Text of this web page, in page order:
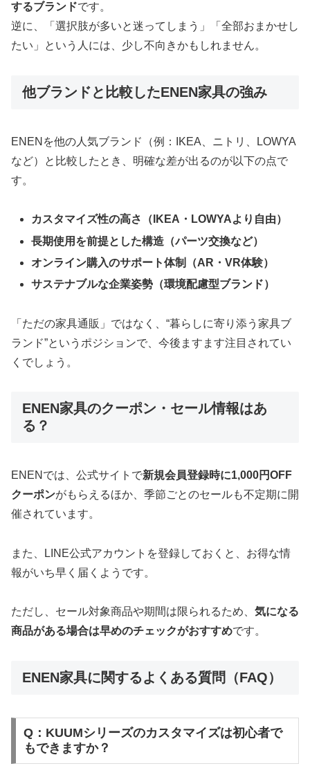
するブランドです。
逆に、「選択肢が多いと迷ってしまう」「全部おまかせし
たい」という人には、少し不向きかもしれません。
他ブランドと比較したENEN家具の強み
ENENを他の人気ブランド（例：IKEA、ニトリ、LOWYA
など）と比較したとき、明確な差が出るのが以下の点で
す。
カスタマイズ性の高さ（IKEA・LOWYAより自由）
長期使用を前提とした構造（パーツ交換など）
オンライン購入のサポート体制（AR・VR体験）
サステナブルな企業姿勢（環境配慮型ブランド）
「ただの家具通販」ではなく、“暮らしに寄り添う家具ブ
ランド”というポジションで、今後ますます注目されてい
くでしょう。
ENEN家具のクーポン・セール情報はあ
る？
ENENでは、公式サイトで新規会員登録時に1,000円OFF
クーポンがもらえるほか、季節ごとのセールも不定期に開
催されています。
また、LINE公式アカウントを登録しておくと、お得な情
報がいち早く届くようです。
ただし、セール対象商品や期間は限られるため、 気になる
商品がある場合は早めのチェックがおすすめです。
ENEN家具に関するよくある質問（FAQ）
Q：KUUMシリーズのカスタマイズは初心者で
もできますか？